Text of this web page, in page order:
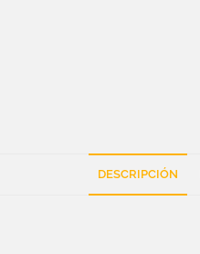
DESCRIPCIÓN